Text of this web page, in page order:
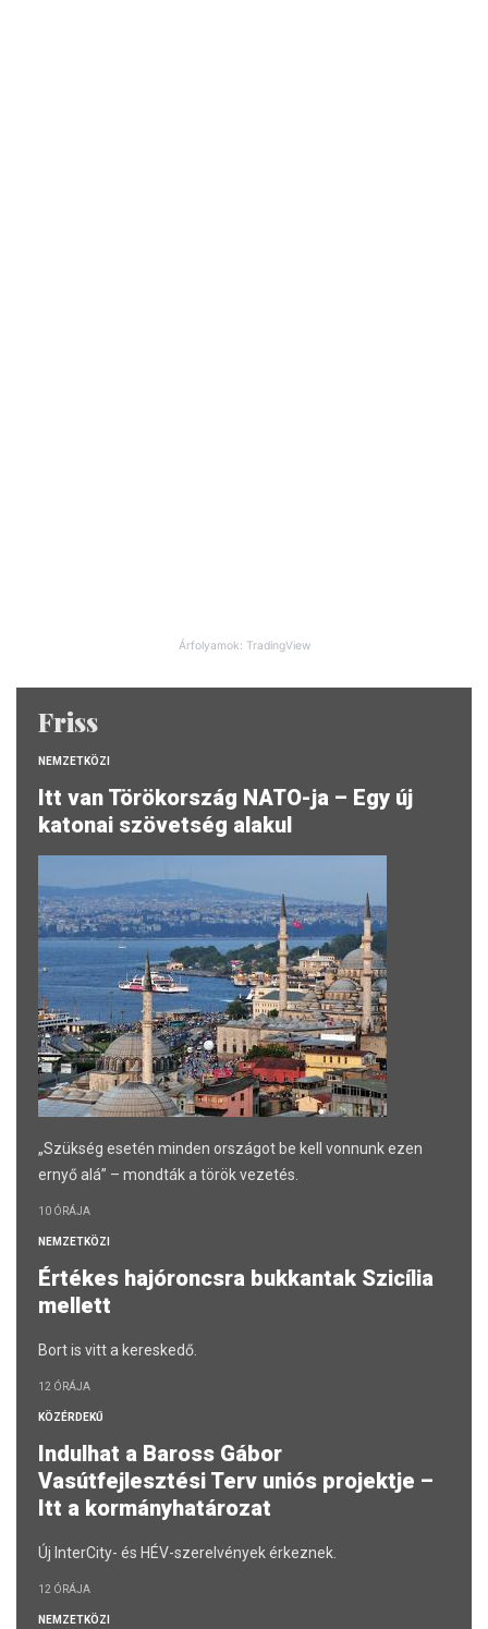
Árfolyamok: TradingView
Friss
NEMZETKÖZI
Itt van Törökország NATO-ja – Egy új
katonai szövetség alakul
„Szükség esetén minden országot be kell vonnunk ezen
ernyő alá” – mondták a török vezetés.
10 ÓRÁJA
NEMZETKÖZI
Értékes hajóroncsra bukkantak Szicília
mellett
Bort is vitt a kereskedő.
12 ÓRÁJA
KÖZÉRDEKŰ
Indulhat a Baross Gábor
Vasútfejlesztési Terv uniós projektje –
Itt a kormányhatározat
Új InterCity- és HÉV-szerelvények érkeznek.
12 ÓRÁJA
NEMZETKÖZI